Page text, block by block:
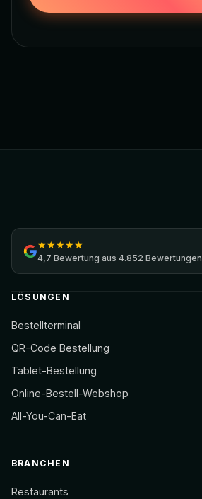
★★★★★
4,7 Bewertung aus 4.852 Bewertungen
LÖSUNGEN
Bestellterminal
QR-Code Bestellung
Tablet-Bestellung
Online-Bestell-Webshop
All-You-Can-Eat
BRANCHEN
Restaurants